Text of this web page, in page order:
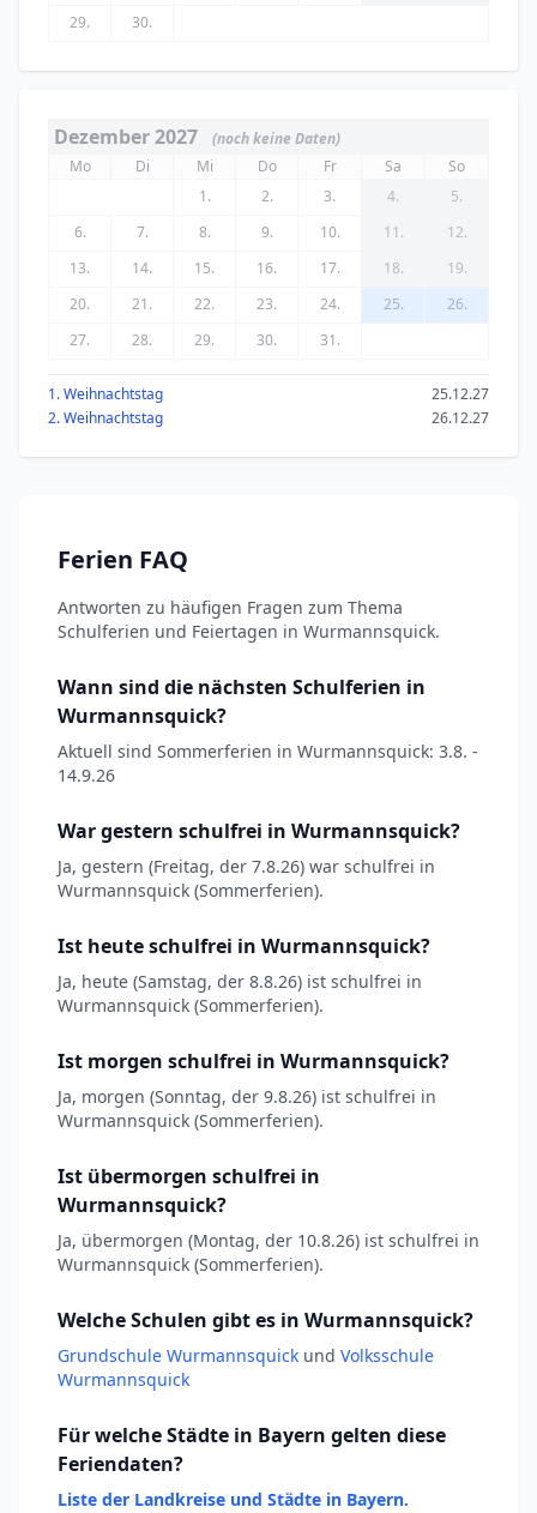
29.
30.
Dezember 2027
(noch keine Daten)
Mo
Di Mi Do Fr Sa
So
1.
2. 3. 4.
5.
6.
7. 8. 9. 10. 11.
12.
13.
14. 15. 16. 17. 18.
19.
20.
21. 22. 23. 24. 25.
26.
27.
28. 29. 30. 31.
1. Weihnachtstag
25.12.27
2. Weihnachtstag
26.12.27
Ferien FAQ
Antworten zu häufigen Fragen zum Thema
Schulferien und Feiertagen in Wurmannsquick.
Wann sind die nächsten Schulferien in
Wurmannsquick?
Aktuell sind Sommerferien in Wurmannsquick: 3.8. -
14.9.26
War gestern schulfrei in Wurmannsquick?
Ja, gestern (Freitag, der 7.8.26) war schulfrei in
Wurmannsquick (Sommerferien).
Ist heute schulfrei in Wurmannsquick?
Ja, heute (Samstag, der 8.8.26) ist schulfrei in
Wurmannsquick (Sommerferien).
Ist morgen schulfrei in Wurmannsquick?
Ja, morgen (Sonntag, der 9.8.26) ist schulfrei in
Wurmannsquick (Sommerferien).
Ist übermorgen schulfrei in
Wurmannsquick?
Ja, übermorgen (Montag, der 10.8.26) ist schulfrei in
Wurmannsquick (Sommerferien).
Welche Schulen gibt es in Wurmannsquick?
Grundschule Wurmannsquick und Volksschule
Wurmannsquick
Für welche Städte in Bayern gelten diese
Feriendaten?
Liste der Landkreise und Städte in Bayern.